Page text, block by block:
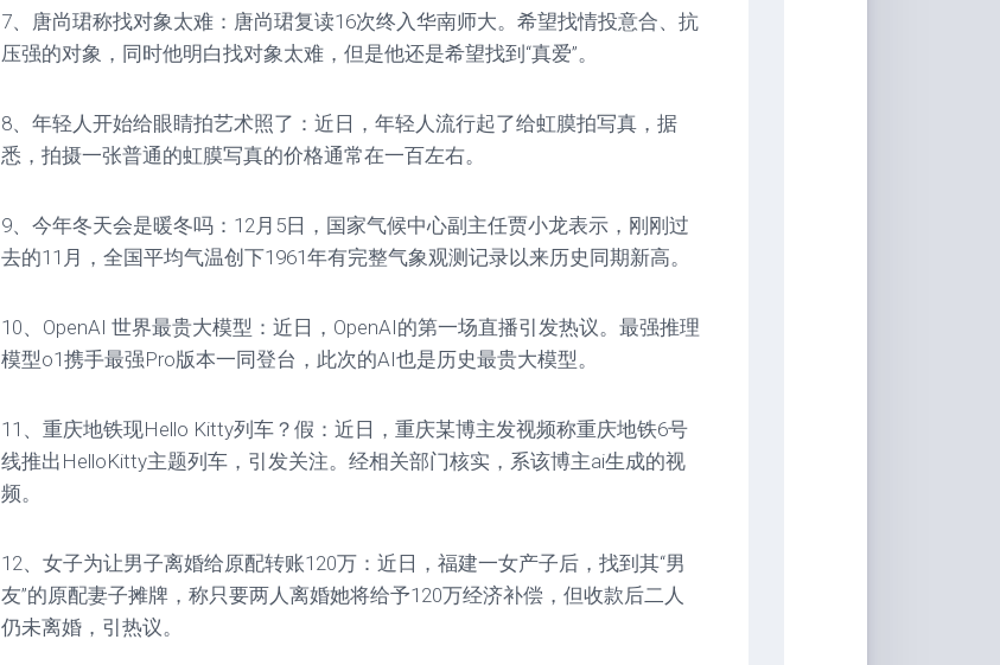
7、唐尚珺称找对象太难：唐尚珺复读16次终入华南师大。希望找情投意合、抗
压强的对象，同时他明白找对象太难，但是他还是希望找到“真爱”。
8、年轻人开始给眼睛拍艺术照了：近日，年轻人流行起了给虹膜拍写真，据
悉，拍摄一张普通的虹膜写真的价格通常在一百左右。
9、今年冬天会是暖冬吗：12月5日，国家气候中心副主任贾小龙表示，刚刚过
去的11月，全国平均气温创下1961年有完整气象观测记录以来历史同期新高。
10、OpenAI 世界最贵大模型：近日，OpenAI的第一场直播引发热议。最强推理
模型o1携手最强Pro版本一同登台，此次的AI也是历史最贵大模型。
11、重庆地铁现Hello Kitty列车？假：近日，重庆某博主发视频称重庆地铁6号
线推出HelloKitty主题列车，引发关注。经相关部门核实，系该博主ai生成的视
频。
12、女子为让男子离婚给原配转账120万：近日，福建一女产子后，找到其“男
友”的原配妻子摊牌，称只要两人离婚她将给予120万经济补偿，但收款后二人
仍未离婚，引热议。